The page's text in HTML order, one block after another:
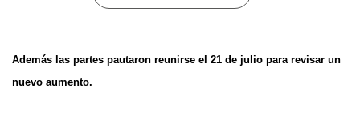
Además las partes pautaron reunirse el 21 de julio para revisar un
nuevo aumento.